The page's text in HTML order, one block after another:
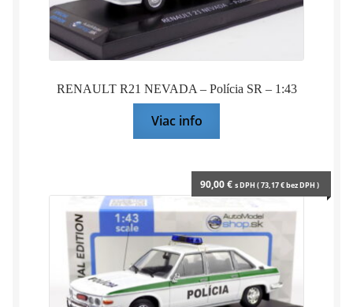
RENAULT R21 NEVADA – Polícia SR – 1:43
Viac info
90,00€ s DPH (73,17€bez DPH )